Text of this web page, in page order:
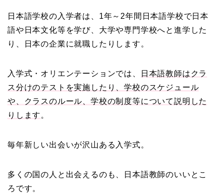
日本語学校の入学者は、1年～2年間日本語学校で日本
語や日本文化等を学び、大学や専門学校へと進学した
り、日本の企業に就職したりします。
入学式・オリエンテーションでは、
日本語教師はクラ
ス分けのテストを実施したり、学校のスケジュール
や、クラスのルール、学校の制度等について説明した
りします 。
毎年新しい出会いが沢山ある入学式。
多くの国の人と出会えるのも、日本語教師のいいとこ
ろです。